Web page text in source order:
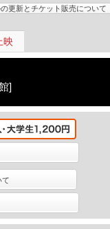
映
の更新とチケット販売について
]
て